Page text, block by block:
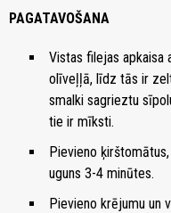
PAGATAVOŠANA
Vistas filejas apkaisa
olīveļļā, līdz tās ir
smalki sagrieztu
tie ir mīksti.
Pievieno
uguns 3-4 minūtes.
Pievieno krējumu un